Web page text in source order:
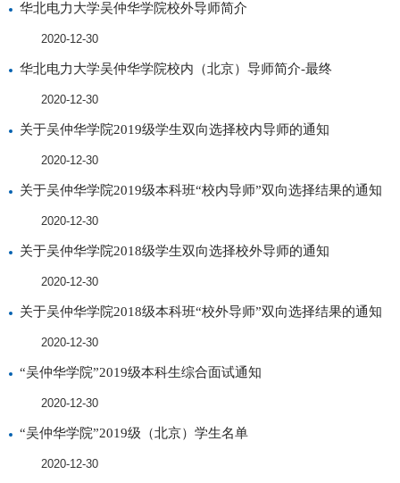
华北电力大学吴仲华学院校外导师简介
2020-12-30
华北电力大学吴仲华学院校内（北京）导师简介-最终
2020-12-30
关于吴仲华学院2019级学生双向选择校内导师的通知
2020-12-30
关于吴仲华学院2019级本科班“校内导师”双向选择结果的通知
2020-12-30
关于吴仲华学院2018级学生双向选择校外导师的通知
2020-12-30
关于吴仲华学院2018级本科班“校外导师”双向选择结果的通知
2020-12-30
“吴仲华学院”2019级本科生综合面试通知
2020-12-30
“吴仲华学院”2019级（北京）学生名单
2020-12-30